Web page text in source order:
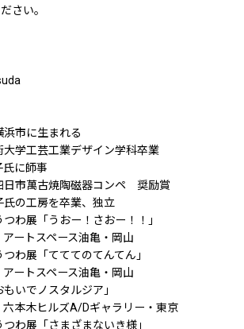
さい。
市に生まれる
学工芸工業デザイン学科卒業
師事
市萬古焼陶磁器コンペ 奨励賞
の工房を卒業、独立
わ展「うおー！さおー！！」
スペース油亀・岡山
わ展「てててのてんてん」
スペース油亀・岡山
いでノスタルジア」
ヒルズA/Dギャラリー・東京
わ展「さまざまないき様」